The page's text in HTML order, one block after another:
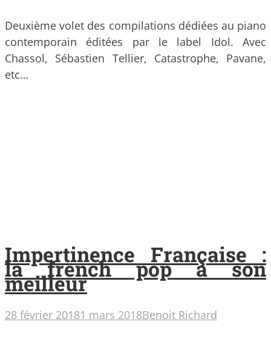
Deuxième volet des compilations dédiées au piano
contemporain éditées par le label Idol. Avec
Chassol, Sébastien Tellier, Catastrophe, Pavane,
etc…
Impertinence Française :
la french pop à son
meilleur
28 février 20181 mars 2018Benoit Richard